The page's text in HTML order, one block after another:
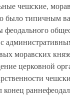
чешские,
было типичным
моравских
церковной